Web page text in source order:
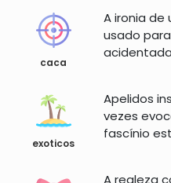
caca
A ironia
usado
exoticos
Apelidos
vezes
fascínio
A realeza